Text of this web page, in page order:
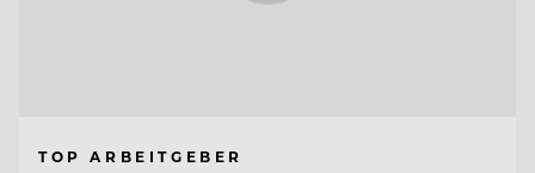
TOP ARBEITGEBER